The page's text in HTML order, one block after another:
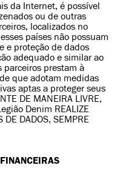
da Internet, é possível
ou de outras
localizados no
países não possuam
e proteção de dados
adequado e similar ao
parceiros prestam à
que adotam medidas
aptas a proteger seus
DE MANEIRA LIVRE,
Denim REALIZE
DE DADOS, SEMPRE